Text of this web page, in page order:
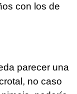
con los de
parecer una
no caso